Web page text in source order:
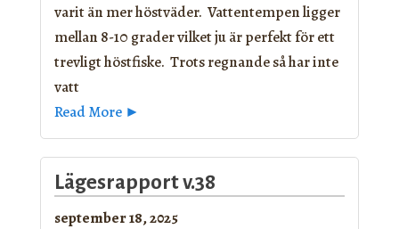
varit än mer höstväder. Vattentempen ligger
mellan 8-10 grader vilket ju är perfekt för ett
trevligt höstfiske. Trots regnande så har inte
vatt
Read More ►
Lägesrapport v.38
september 18, 2025